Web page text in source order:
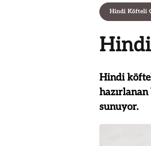
Hindi Köfteli
Hindi
hazırlanan
sunuyor.